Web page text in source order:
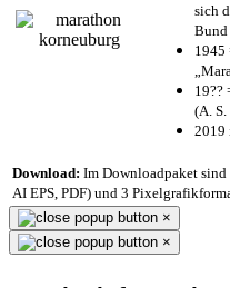
sich
Bund
1945
19??
(A.
2019
Download: Im Downloadpaket sind
AI EPS, PDF) und 3
×
×